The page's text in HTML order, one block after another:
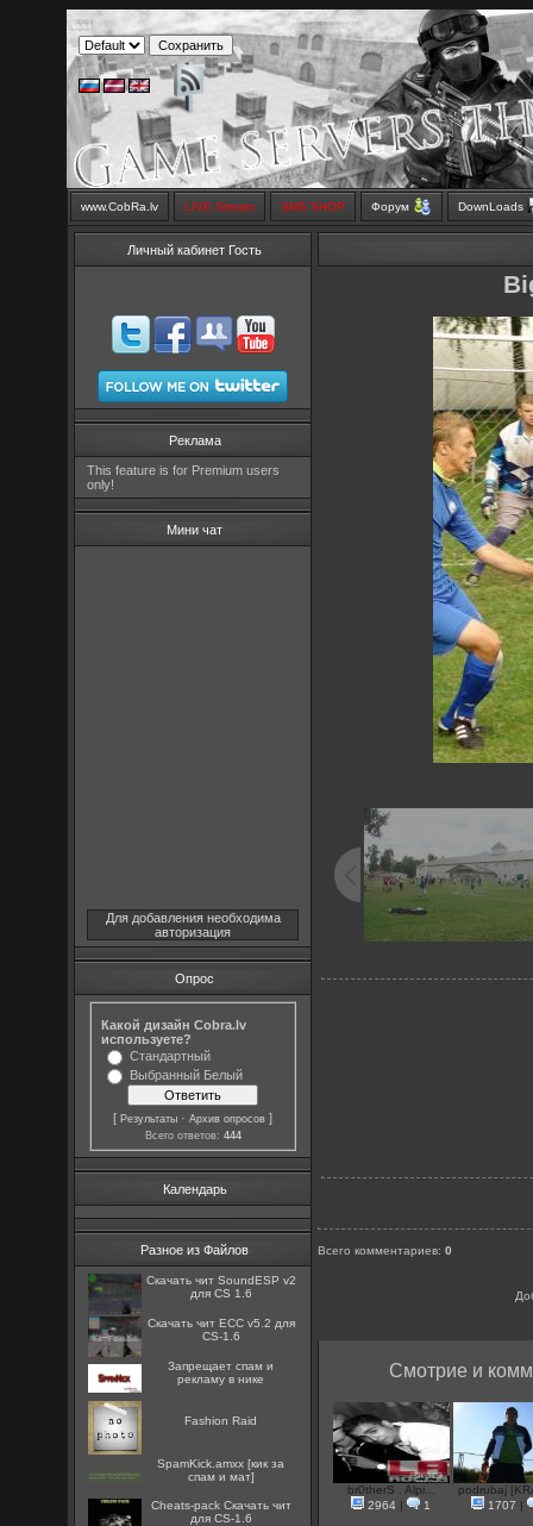
www.CobRa.lv LIVE Stream SMS SHOP Форум DownLoads
Личный кабинет Гость
Реклама
This feature is for Premium users
only!
Мини чат
Для добавления необходима
авторизация
Опрос
Какой дизайн Cobra.lv
используете?
Стандартный
Выбранный Белый
[Результаты ·Архив опросов ]
Всего ответов: 444
Календарь
Разное из Файлов
Скачать чит SoundESP v2
для CS 1.6
Скачать чит ECC v5.2 для
CS-1.6
Запрещает спам и
рекламу в нике
Fashion Raid
SpamKick.amxx [кик за
спам и мат]
Cheats-pack Скачать чит
для CS-1.6
Всего комментариев:0
Смотрие и
br0therS . Alpi...
2964 | 1
podrubaj
1707
|